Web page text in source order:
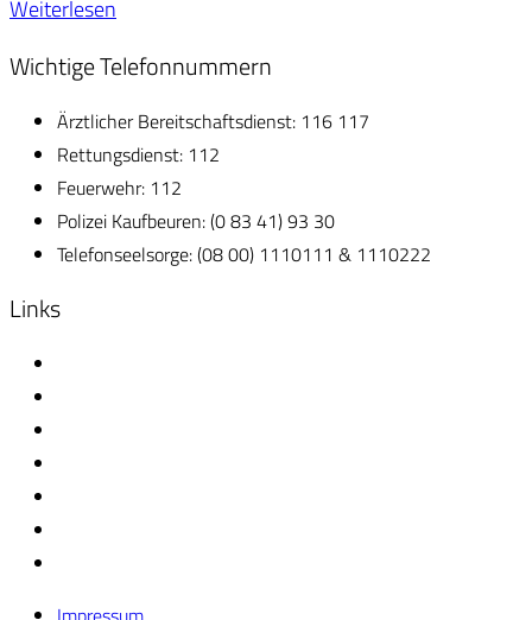
Weiterlesen
Wichtige Telefonnummern
Ärztlicher Bereitschaftsdienst: 116 117
Rettungsdienst: 112
Feuerwehr: 112
Polizei Kaufbeuren: (0 83 41) 93 30
Telefonseelsorge: (08 00) 1110111 & 1110222
Links